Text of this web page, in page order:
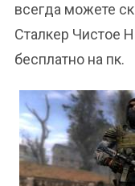
всегда можете
Сталкер Чистое
бесплатно на пк.